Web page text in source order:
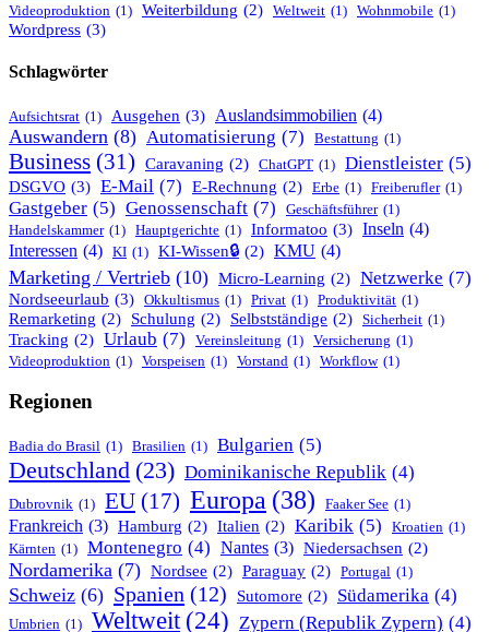
Videoproduktion (1) Weiterbildung (2) Weltweit (1) Wohnmobile (1)
Wordpress (3)
Schlagwörter
Aufsichtsrat (1) Ausgehen (3) Auslandsimmobilien (4)
Auswandern (8) Automatisierung (7) Bestattung (1)
Business (31) Caravaning (2) ChatGPT (1) Dienstleister (5)
DSGVO (3) E-Mail (7) E-Rechnung (2) Erbe (1) Freiberufler (1)
Gastgeber (5) Genossenschaft (7) Geschäftsführer (1)
Handelskammer (1) Hauptgerichte (1) Informatoo (3) Inseln (4)
Interessen (4) KI (1) KI-Wissen🔒 (2) KMU (4)
Marketing / Vertrieb (10) Micro-Learning (2) Netzwerke (7)
Nordseeurlaub (3) Okkultismus (1) Privat (1) Produktivität (1)
Remarketing (2) Schulung (2) Selbstständige (2) Sicherheit (1)
Tracking (2) Urlaub (7) Vereinsleitung (1) Versicherung (1)
Videoproduktion (1) Vorspeisen (1) Vorstand (1) Workflow (1)
Regionen
Badia do Brasil (1) Brasilien (1) Bulgarien (5)
Deutschland (23) Dominikanische Republik (4)
Dubrovnik (1) EU (17) Europa (38) Faaker See (1)
Frankreich (3) Hamburg (2) Italien (2) Karibik (5) Kroatien (1)
Kärnten (1) Montenegro (4) Nantes (3) Niedersachsen (2)
Nordamerika (7) Nordsee (2) Paraguay (2) Portugal (1)
Schweiz (6) Spanien (12) Sutomore (2) Südamerika (4)
Umbrien (1) Weltweit (24) Zypern (Republik Zypern) (4)